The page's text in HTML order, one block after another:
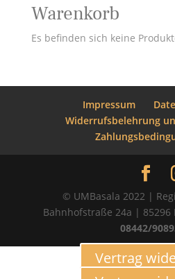
Warenkorb
Es befinden sich keine
Impressum
Widerrufsbelehrung
© UMBasala 2022 |
Bahnhofstraße 24a |
08442/
Vertrag